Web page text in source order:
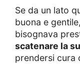
Se da un lato
buona e
bisognava
scatenare la
prendersi cura